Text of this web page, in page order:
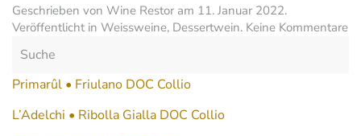
Geschrieben von Wine Restor am 11. Januar 2022.
Veröffentlicht in Weissweine, Dessertwein. Keine Kommentarezu
Primarûl • Friulano DOC Collio
L’Adelchi • Ribolla Gialla DOC Collio